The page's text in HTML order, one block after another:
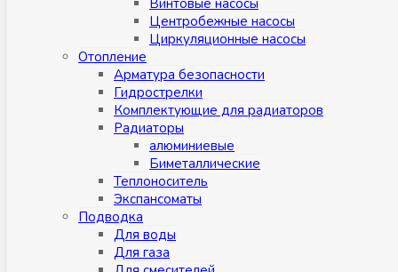
Центробежные насосы
Циркуляционные насосы
Отопление
Арматура безопасности
Гидрострелки
Комплектующие для радиаторов
Радиаторы
алюминиевые
Биметаллические
Теплоноситель
Экспансоматы
Подводка
Для воды
Для газа